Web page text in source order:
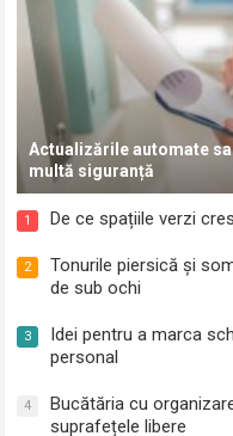
Actualizările automate
multă siguranță
1 De ce spațiile verzi
2
Tonurile piersică și
de sub ochi
3
Idei pentru a marca
personal
4
Bucătăria cu
suprafețele libere